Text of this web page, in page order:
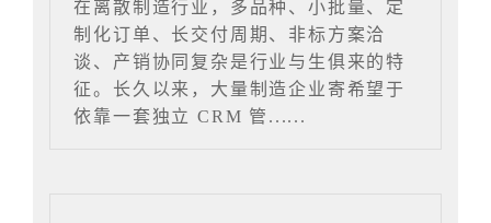
在离散制造行业，多品种、小批量、定
制化订单、长交付周期、非标方案洽
谈、产销协同复杂是行业与生俱来的特
征。长久以来，大量制造企业寄希望于
依靠一套独立 CRM 管......